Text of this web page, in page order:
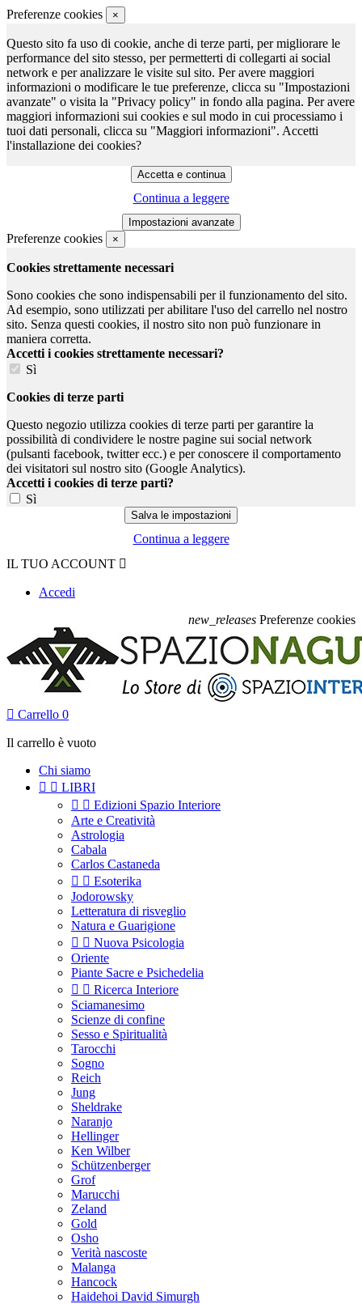
Preferenze cookies ×
Questo sito fa uso di cookie, anche di terze parti, per migliorare le
performance del sito stesso, per permetterti di collegarti ai social
network e per analizzare le visite sul sito. Per avere maggiori
informazioni o modificare le tue preferenze, clicca su "Impostazioni
avanzate" o visita la "Privacy policy" in fondo alla pagina. Per avere
maggiori informazioni sui cookies e sul modo in cui processiamo i
tuoi dati personali, clicca su "Maggiori informazioni". Accetti
l'installazione dei cookies?
Continua a leggere
Preferenze cookies ×
Cookies strettamente necessari
Sono cookies che sono indispensabili per il funzionamento del sito.
Ad esempio, sono utilizzati per abilitare l'uso del carrello nel nostro
sito. Senza questi cookies, il nostro sito non può funzionare in
maniera corretta.
Accetti i cookies strettamente necessari?
Sì
Cookies di terze parti
Questo negozio utilizza cookies di terze parti per garantire la
possibilità di condividere le nostre pagine sui social network
(pulsanti facebook, twitter ecc.) e per conoscere il comportamento
dei visitatori sul nostro sito (Google Analytics).
Accetti i cookies di terze parti?
Sì
Continua a leggere
IL TUO ACCOUNT 
Accedi
new_releases Preferenze cookies
 Carrello 0
Il carrello è vuoto
Chi siamo
  LIBRI
  Edizioni Spazio Interiore
Arte e Creatività
Astrologia
Cabala
Carlos Castaneda
  Esoterika
Jodorowsky
Letteratura di risveglio
Natura e Guarigione
  Nuova Psicologia
Oriente
Piante Sacre e Psichedelia
  Ricerca Interiore
Sciamanesimo
Scienze di confine
Sesso e Spiritualità
Tarocchi
Sogno
Reich
Jung
Sheldrake
Naranjo
Hellinger
Ken Wilber
Schützenberger
Grof
Marucchi
Zeland
Gold
Osho
Verità nascoste
Malanga
Hancock
Haidehoi David Simurgh